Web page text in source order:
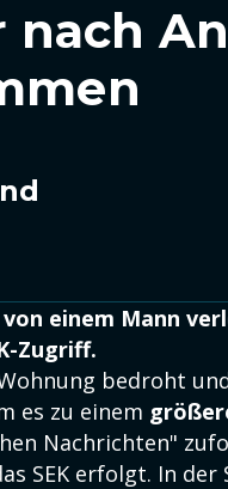
nach
einem Mann
Zugriff.
bedroht
es zu einem
Nachrichten"
SEK erfolgt. In der